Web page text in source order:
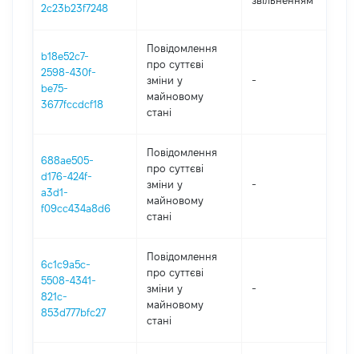
2c23b23f7248
b18e52c7-
2598-430f-
be75-
3677fccdcf18
Повідомлення
про суттєві
зміни y
майновому
стані
-
688ae505-
d176-424f-
a3d1-
f09cc434a8d6
Повідомлення
про суттєві
зміни y
майновому
стані
-
6c1c9a5c-
5508-4341-
821c-
853d777bfc27
Повідомлення
про суттєві
зміни y
майновому
стані
-